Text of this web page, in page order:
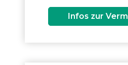
Infos zur